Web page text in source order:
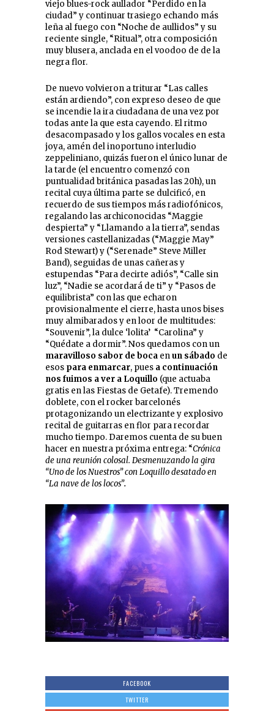
viejo blues-rock aullador “Perdido en la
ciudad” y continuar trasiego echando más
leña al fuego con “Noche de aullidos” y su
reciente single, “Ritual”, otra composición
muy blusera, anclada en el voodoo de de la
negra flor.
De nuevo volvieron a triturar “Las calles
están ardiendo”, con expreso deseo de que
se incendie la ira ciudadana de una vez por
todas ante la que esta cayendo. El ritmo
desacompasado y los gallos vocales en esta
joya, amén del inoportuno interludio
zeppeliniano, quizás fueron el único lunar de
la tarde (el encuentro comenzó con
puntualidad británica pasadas las 20h), un
recital cuya última parte se dulcificó, en
recuerdo de sus tiempos más radiofónicos,
regalando las archiconocidas “Maggie
despierta” y “Llamando a la tierra”, sendas
versiones castellanizadas (“Maggie May”
Rod Stewart) y (“Serenade” Steve Miller
Band), seguidas de unas cañeras y
estupendas “Para decirte adiós”, “Calle sin
luz”, “Nadie se acordará de ti” y “Pasos de
equilibrista” con las que echaron
provisionalmente el cierre, hasta unos bises
muy almibarados y en loor de multitudes:
“Souvenir”, la dulce ‘lolita’ “Carolina” y
“Quédate a dormir”. Nos quedamos con un
maravilloso sabor de boca enun sábado de
esos para enmarcar, pues a continuación
nos fuimos a ver a Loquillo (que actuaba
gratis en las Fiestas de Getafe). Tremendo
doblete, con el rocker barcelonés
protagonizando un electrizante y explosivo
recital de guitarras en flor para recordar
mucho tiempo. Daremos cuenta de su buen
hacer en nuestra próxima entrega: “Crónica
de una reunión colosal. Desmenuzando la gira
“Uno de los Nuestros” con Loquillo desatado en
“La nave de los locos”.
FACEBOOK
TWITTER